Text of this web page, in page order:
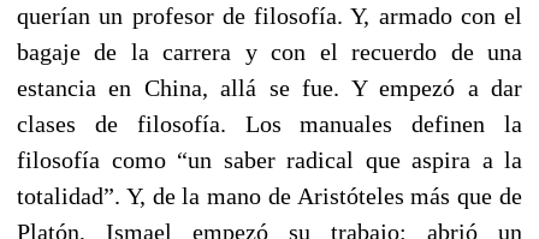
querían un profesor de filosofía. Y, armado con el
bagaje de la carrera y con el recuerdo de una
estancia en China, allá se fue. Y empezó a dar
clases de filosofía. Los manuales definen la
filosofía como “un saber radical que aspira a la
totalidad”. Y, de la mano de Aristóteles más que de
Platón, Ismael empezó su trabajo: abrió un